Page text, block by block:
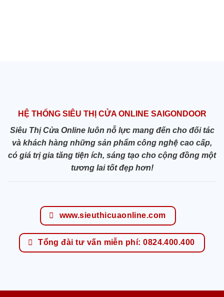
HỆ THỐNG SIÊU THỊ CỬA ONLINE SAIGONDOOR
Siêu Thị Cửa Online luôn nỗ lực mang đến cho đối tác
và khách hàng những sản phẩm công nghệ cao cấp,
có giá trị gia tăng tiện ích, sáng tạo cho cộng đồng một
tương lai tốt đẹp hơn!
www.sieuthicuaonline.com
Tổng đài tư vấn miễn phí: 0824.400.400